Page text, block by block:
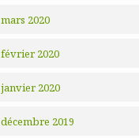
mars 2020
février 2020
janvier 2020
décembre 2019